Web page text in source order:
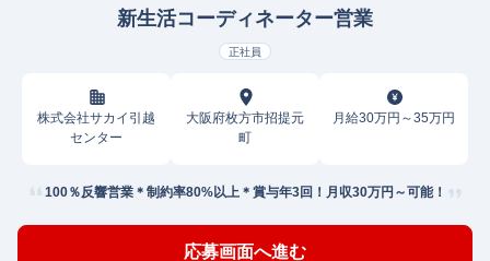
新生活コーディネーター営業
正社員
株式会社サカイ引越
センター
大阪府枚方市招提元
町
月給30万円～35万円
100％反響営業＊制約率80%以上＊賞与年3回！月収30万円～可能！
応募画面へ進む